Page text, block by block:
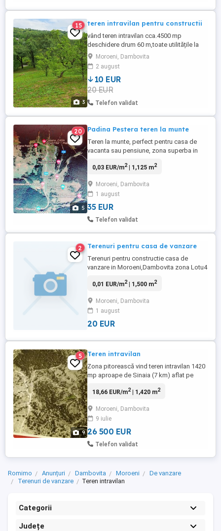
3
15 teren intravilan pentru constructii
vând teren intravilan cca.4500 mp
deschidere drum 60 m,toate utilitățile la
poarta.Moroeni, Dambovita
2 august
10 EUR
20 EUR
Telefon validat
5
20 Padina Pestera teren la munte
Teren la munte, perfect pentru casa de
vacanta sau pensiune, zona superba in
Pestera (loc. Dobroesti) jud Dambovita.
1550 m, este plan si se afla intr-o zona
insorita toata ziua. In fotografii este
indicat teren Gabi ...
0,03 EUR/m2| 1,125 m2
Moroeni, Dambovita
1 august
35 EUR
Telefon validat
2 Terenuri pentru casa de vanzare
Terenuri pentru constructie casa de
vanzare in Moroeni,Dambovita zona Lotu4
0,01 EUR/m2| 1,500 m2
Moroeni, Dambovita
1 august
20 EUR
9
5 Teren intravilan
Zona pitorească vind teren intravilan 1420
mp aproape de Sinaia (7 km) aflat pe
calea Moroieni . Terenul are deschiderea
certificat de urbanism.
18,66 EUR/m2| 1,420 m2
Moroeni, Dambovita
9 iulie
26 500 EUR
Telefon validat
Romimo Anunțuri Dambovita Moroeni
De vanzare
Terenuri de vanzare
Teren intravilan
Categorii
Județe